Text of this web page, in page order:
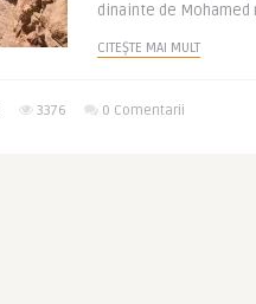
dinainte de Mohamed
CITEȘTE MAI MULT
3376 0 Comentarii